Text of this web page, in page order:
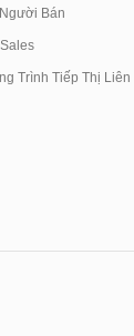
Bán
Trình Tiếp Thị Liên